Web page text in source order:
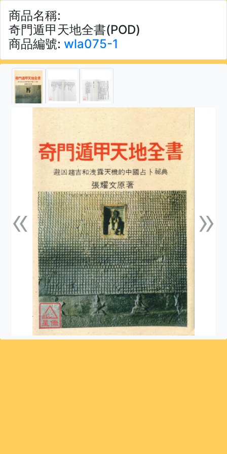
商品名稱:
奇門遁甲天地全書(POD)
商品編號: wla075-1
«上一張 »下一